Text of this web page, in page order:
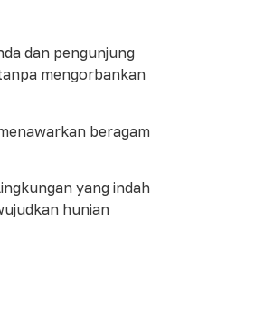
dan pengunjung
mengorbankan
beragam
yang indah
hunian